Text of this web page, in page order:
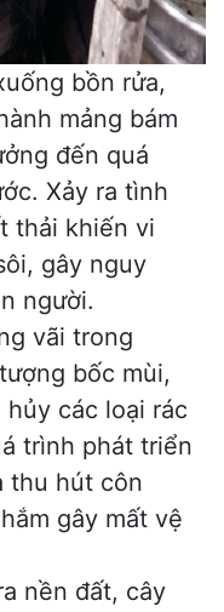
bồn rửa,
mảng bám
đến quá
Xảy ra tình
thải khiến vi
gây nguy
người.
vãi trong
bốc mùi,
các loại rác
trình phát triển
thu hút côn
gây mất vệ
nền đất, cây